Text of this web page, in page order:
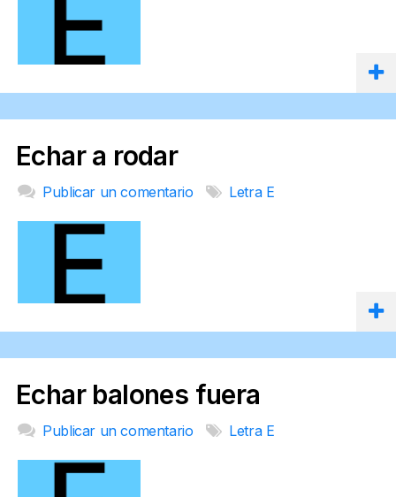
Echar a rodar
Publicar un comentario Letra E
Echar balones fuera
Publicar un comentario Letra E